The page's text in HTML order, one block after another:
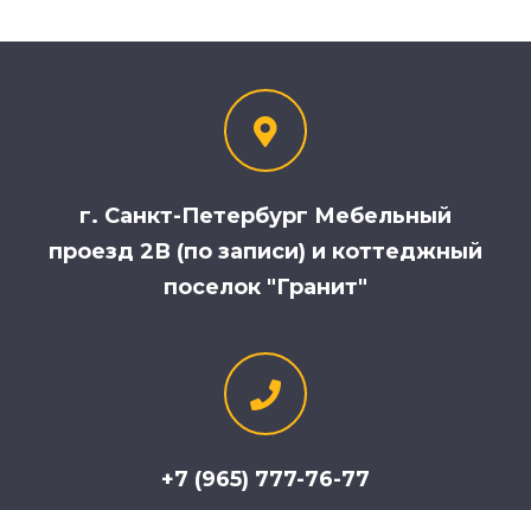
г. Санкт-Петербург Мебельный
проезд 2В (по записи) и коттеджный
поселок "Гранит"
+7 (965) 777-76-77